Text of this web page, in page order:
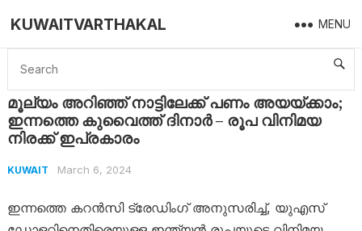
KUWAITVARTHAKAL MENU
Home Kuwait മൂല്യം അറിഞ്ഞ് നാട്ടിലേക്ക് പണം അയയ്ക്കാം; ഇന്നത്തെ കുവൈത്ത് ദിനാർ – രൂപ വിനിമയ നിരക്ക് ഇപ്രകാരം
മൂല്യം അറിഞ്ഞ് നാട്ടിലേക്ക് പണം അയയ്ക്കാം;
ഇന്നത്തെ കുവൈത്ത് ദിനാർ – രൂപ വിനിമയ
നിരക്ക് ഇപ്രകാരം
KUWAIT March 6, 2024
ഇന്നത്തെ കറൻസി ട്രേഡിംഗ് അനുസരിച്ച്, യുഎസ്